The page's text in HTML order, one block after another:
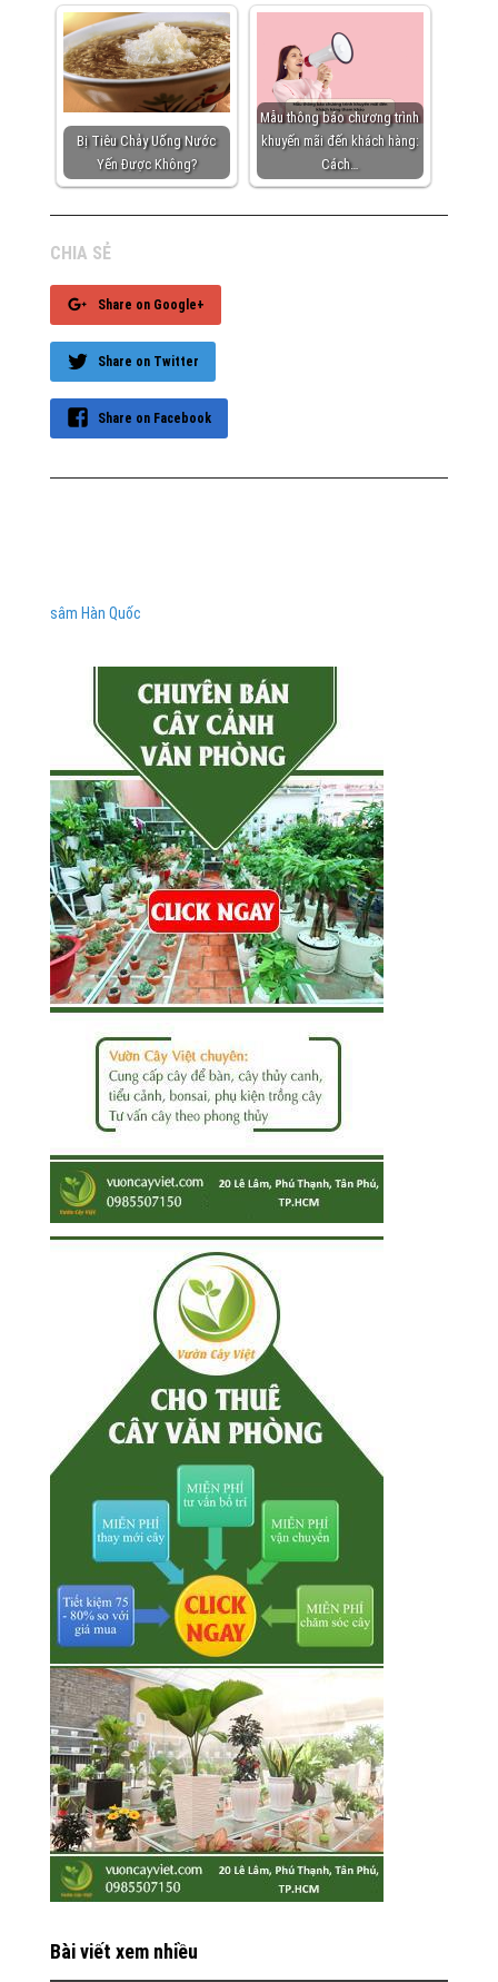
Bị Tiêu Chảy Uống Nước
Yến Được Không?
Mẫu thông báo chương trình
khuyến mãi đến khách hàng:
Cách…
CHIA SẺ
Share on Google+
Share on Twitter
Share on Facebook
sâm Hàn Quốc
Bài viết xem nhiều